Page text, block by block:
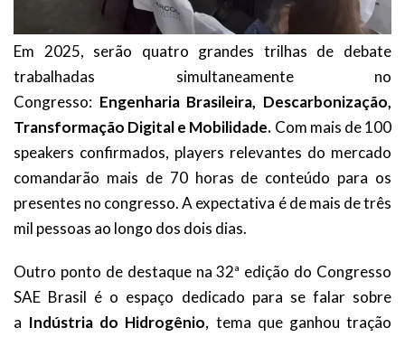
Em 2025, serão quatro grandes trilhas de debate
trabalhadas simultaneamente no
Congresso: Engenharia Brasileira, Descarbonização,
Transformação Digital e Mobilidade. Com mais de 100
speakers confirmados, players relevantes do mercado
comandarão mais de 70 horas de conteúdo para os
presentes no congresso. A expectativa é de mais de três
mil pessoas ao longo dos dois dias.
Outro ponto de destaque na 32ª edição do Congresso
SAE Brasil é o espaço dedicado para se falar sobre
a Indústria do Hidrogênio, tema que ganhou tração